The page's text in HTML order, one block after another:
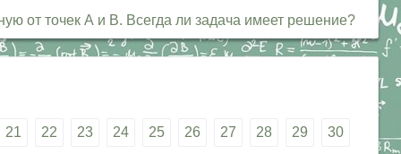
от точек А и В. Всегда ли задача имеет решение?
21 22 23 24 25 26 27 28 29 30